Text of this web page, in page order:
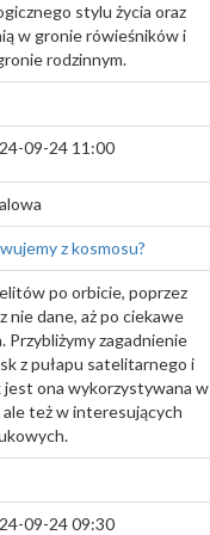
stylu życia oraz
w gronie rówieśników i
rodzinnym.
09-24 11:00
z kosmosu?
po orbicie, poprzez
nie dane, aż po ciekawe
Przybliżymy zagadnienie
z pułapu satelitarnego i
jest ona wykorzystywana w
ale też w interesujących
09-24 09:30